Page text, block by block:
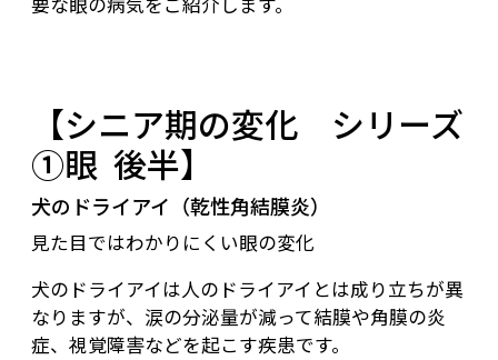
【シニア期の変化 シリーズ
①眼 後半】
犬のドライアイ（乾性角結膜炎）
見た目ではわかりにくい眼の変化
犬のドライアイは人のドライアイとは成り立ちが異
なりますが、涙の分泌量が減って結膜や角膜の炎
症、視覚障害などを起こす疾患です。